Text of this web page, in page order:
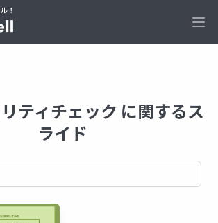
ティチェック に関するス
ライド